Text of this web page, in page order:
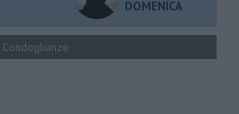
DOMENICA
Condoglianze